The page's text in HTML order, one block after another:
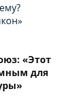
«Этот
для